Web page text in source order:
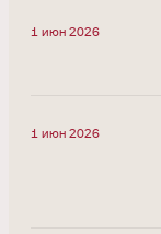
1 июн 2026
1 июн 2026